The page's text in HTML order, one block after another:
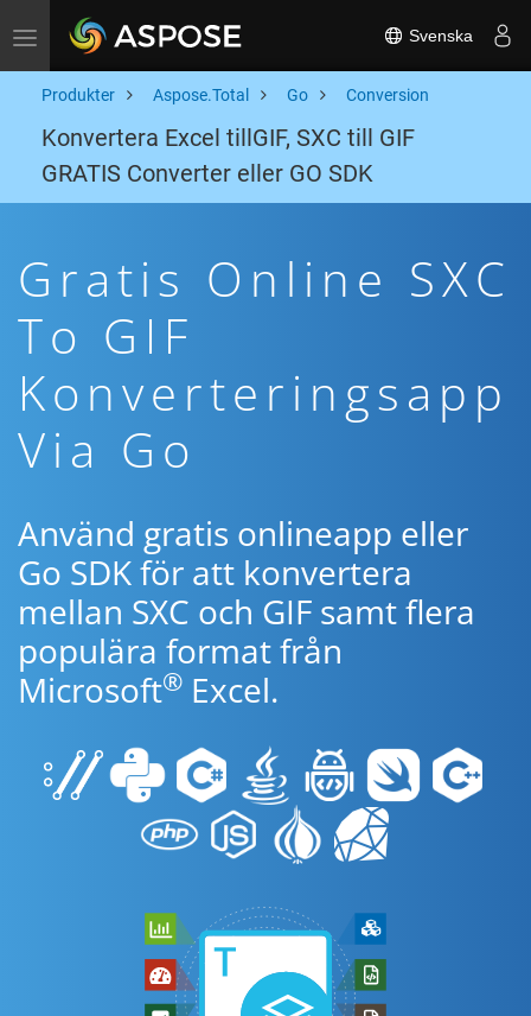
Toggle navigation Svenska
Produkter Aspose.Total Go Conversion
Konvertera Excel tillGIF, SXC till GIF
GRATIS Converter eller GO SDK
Gratis Online SXC
To GIF
Konverteringsapp
Via Go
Använd gratis onlineapp eller
Go SDK för att konvertera
mellan SXC och GIF samt flera
populära format från
Microsoft® Excel.